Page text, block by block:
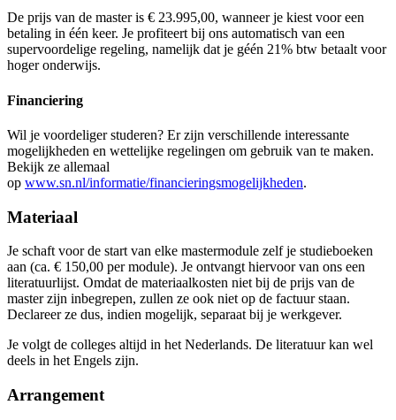
De prijs van de master is € 23.995,00, wanneer je kiest voor een
betaling in één keer. Je profiteert bij ons automatisch van een
supervoordelige regeling, namelijk dat je géén 21% btw betaalt voor
hoger onderwijs.
Financiering
Wil je voordeliger studeren? Er zijn verschillende interessante
mogelijkheden en wettelijke regelingen om gebruik van te maken.
Bekijk ze allemaal
op www.sn.nl/informatie/financieringsmogelijkheden.
Materiaal
Je schaft voor de start van elke mastermodule zelf je studieboeken
aan (ca. € 150,00 per module). Je ontvangt hiervoor van ons een
literatuurlijst. Omdat de materiaalkosten niet bij de prijs van de
master zijn inbegrepen, zullen ze ook niet op de factuur staan.
Declareer ze dus, indien mogelijk, separaat bij je werkgever.
Je volgt de colleges altijd in het Nederlands. De literatuur kan wel
deels in het Engels zijn.
Arrangement